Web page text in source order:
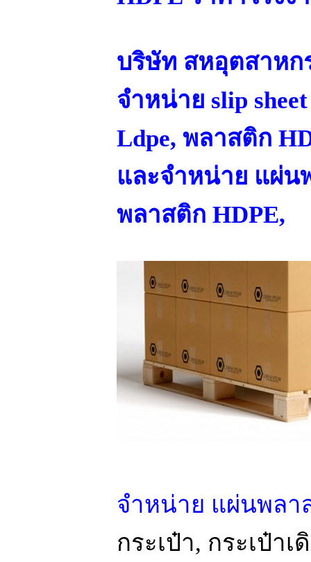
บริษัท สหอุตสาห
จำหน่าย slip
Ldpe, พลาสติก
และจำหน่าย แผ่น
พลาสติก HDPE,
จำหน่าย แผ่นพลา
กระเป๋า, กระเป๋า